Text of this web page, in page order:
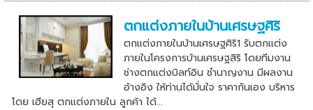
ตกแต่งภายในบ้านเศรษฐศิริ
ตกแต่งภายในบ้านเศรษฐศิริ1 รับตกแต่ง
ภายในโครงการบ้านเศรษฐสิริ โดยทีมงาน
ช่างตกแต่งบิลท์อิน ชำนาญงาน มีผลงาน
อ้างอิง ให้ท่านได้มั่นใจ ราคากันเอง บริหาร
โดย เฮียสุ ตกแต่งภายใน ลูกค้า ได้...